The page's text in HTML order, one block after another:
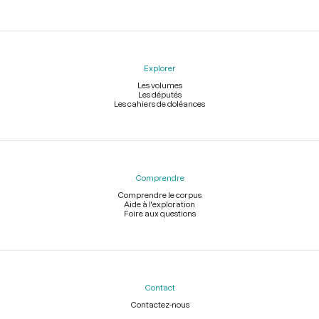
Explorer
Les volumes
Les députés
Les cahiers de doléances
Comprendre
Comprendre le corpus
Aide à l'exploration
Foire aux questions
Contact
Contactez-nous